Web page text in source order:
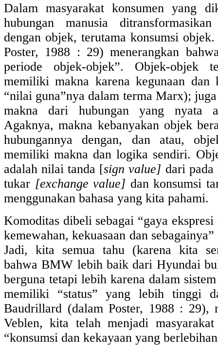
Dalam masyarakat konsumen yang
hubungan manusia
dengan objek, terutama konsumsi
Poster, 1988 : 29) menerangkan
periode objek-objek”. Objek-objek
memiliki makna karena kegunaan dan
“nilai guna”nya dalam terma Marx);
makna dari hubungan yang nyata
Agaknya, makna kebanyakan objek
hubungannya dengan, dan atau,
memiliki makna dan logika sendiri.
adalah nilai tanda [sign value] dari
tukar [exchange value] dan konsumsi
menggunakan bahasa yang kita pahami.
Komoditas dibeli sebagai “gaya ekspresi
kemewahan, kekuasaan dan
Jadi, kita semua tahu (karena kita
bahwa BMW lebih baik dari Hyundai
berguna tetapi lebih karena dalam
memiliki “status” yang lebih tinggi
Baudrillard (dalam Poster, 1988 : 29),
Veblen, kita telah menjadi
“konsumsi dan kekayaan yang